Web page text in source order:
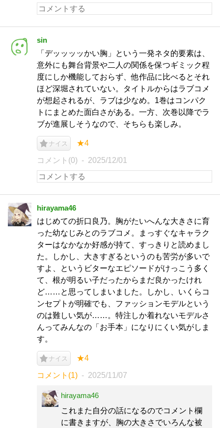
sin
「デッッッッかい胸」という一発ネタ的要素は、
意外にも舞台背景や二人の関係を保つギミック程
度にしか機能しておらず、他作品に比べるとそれ
ほど深堀されていない。タイトルからはラブコメ
が想起されるが、ラブは少なめ。1巻はコンパク
トにまとめた面白さがある。一方、次巻以降でラ
ブが進展しそうなので、そちらも楽しみ。
ナイス ★4
コメント(0) 2025/12/01
hirayama46
はじめての折口良乃。胸がたいへんな大きさに育
った幼なじみとのラブコメ。まっすぐなキャラク
ターはなかなか好感が持て、すっきりと読めまし
た。しかし、大きすぎるというのも苦労が多いで
すよ、というビターなエピソードがけっこう多く
て、根が明るい子だったからまだ良かったけれ
ど……と思ってしまいました。しかし、いくらコ
ンセプトが明確でも、ファッションモデルという
のは難しい気が……。特注しか着れないモデルさ
んってみんなの「お手本」になりにくい気がしま
す。
ナイス ★4
コメント(1) 2025/11/07
hirayama46
これまた自分の話になるのでコメント欄
に書きますが、胸の大きさでいろんな被